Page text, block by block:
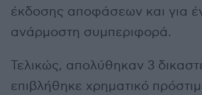
έκδοσης αποφάσεων και για
ανάρμοστη συμπεριφορά.
Τελικώς, απολύθηκαν 3
επιβλήθηκε χρηματικό